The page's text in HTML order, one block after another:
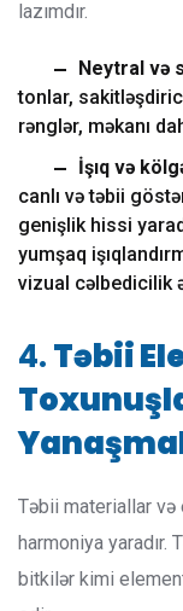
lazımdır.
Neytral və
tonlar,
rənglər, məkanı
İşıq və
canlı və təbii
genişlik hissi
yumşaq
vizual cəlbedicilik
4.Təbii
Təbii materiallar və
harmoniya yaradır.
bitkilər kimi